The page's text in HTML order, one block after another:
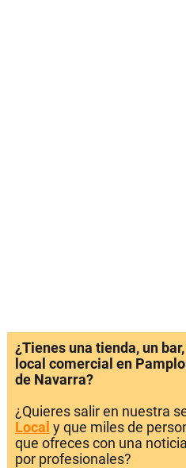
¿Tienes una tienda, un
local comercial en
de Navarra?
¿Quieres salir en nuestra
Local y que miles de
que ofreces con una
por profesionales?